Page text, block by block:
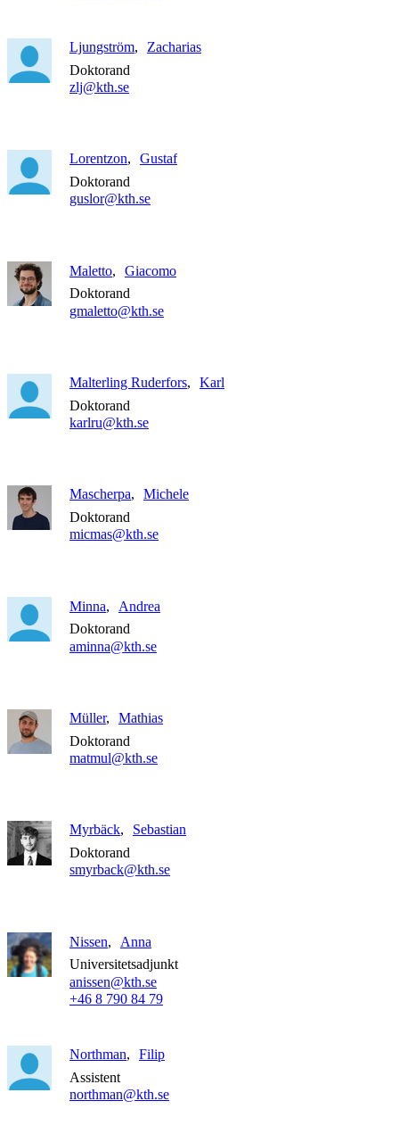
Ljungström
Zacharias
Doktorand
zlj@kth.se
Lorentzon
Gustaf
Doktorand
guslor@kth.se
Maletto
Giacomo
Doktorand
gmaletto@kth.se
Malterling Ruderfors
Karl
Doktorand
karlru@kth.se
Mascherpa
Michele
Doktorand
micmas@kth.se
Minna
Andrea
Doktorand
aminna@kth.se
Müller
Mathias
Doktorand
matmul@kth.se
Myrbäck
Sebastian
Doktorand
smyrback@kth.se
Nissen
Anna
Universitetsadjunkt
anissen@kth.se
+46 8 790 84 79
Northman
Filip
Assistent
northman@kth.se